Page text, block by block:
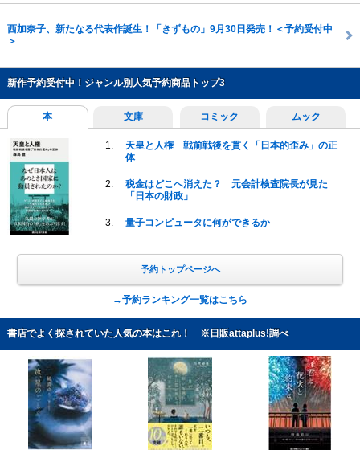
西加奈子、新たなる代表作誕生！「きずもの」9月30日発売！＜予約受付中
＞
新作予約受付中！ジャンル別人気予約商品トップ3
本 文庫 コミック ムック
天皇と人権 戦前戦後を貫く「日本的歪み」の正
体
税金はどこへ消えた？ 元会計検査院長が見た
「日本の財政」
量子コンピュータに何ができるか
予約トップページへ
→予約ランキング一覧はこちら
書店でよく探されていた人気の本はこれ！ ※日販attaplus!調べ